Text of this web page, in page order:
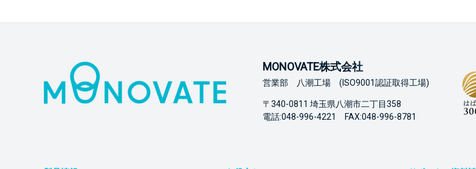
MONOVATE株式会社
営業部 八潮工場 (ISO9001認証取得工場)
〒340-0811 埼玉県八潮市二丁目358
電話:048-996-4221 FAX:048-996-8781